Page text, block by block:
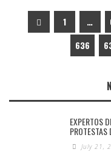
1 …
636
EXPERTOS
July 21,